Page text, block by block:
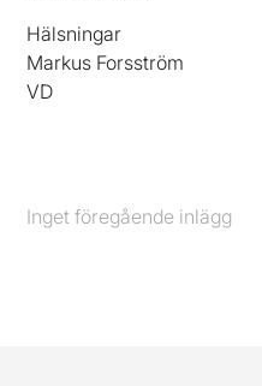
Hälsningar
Markus Forsström
VD
Föregående
Inget föregående inlägg